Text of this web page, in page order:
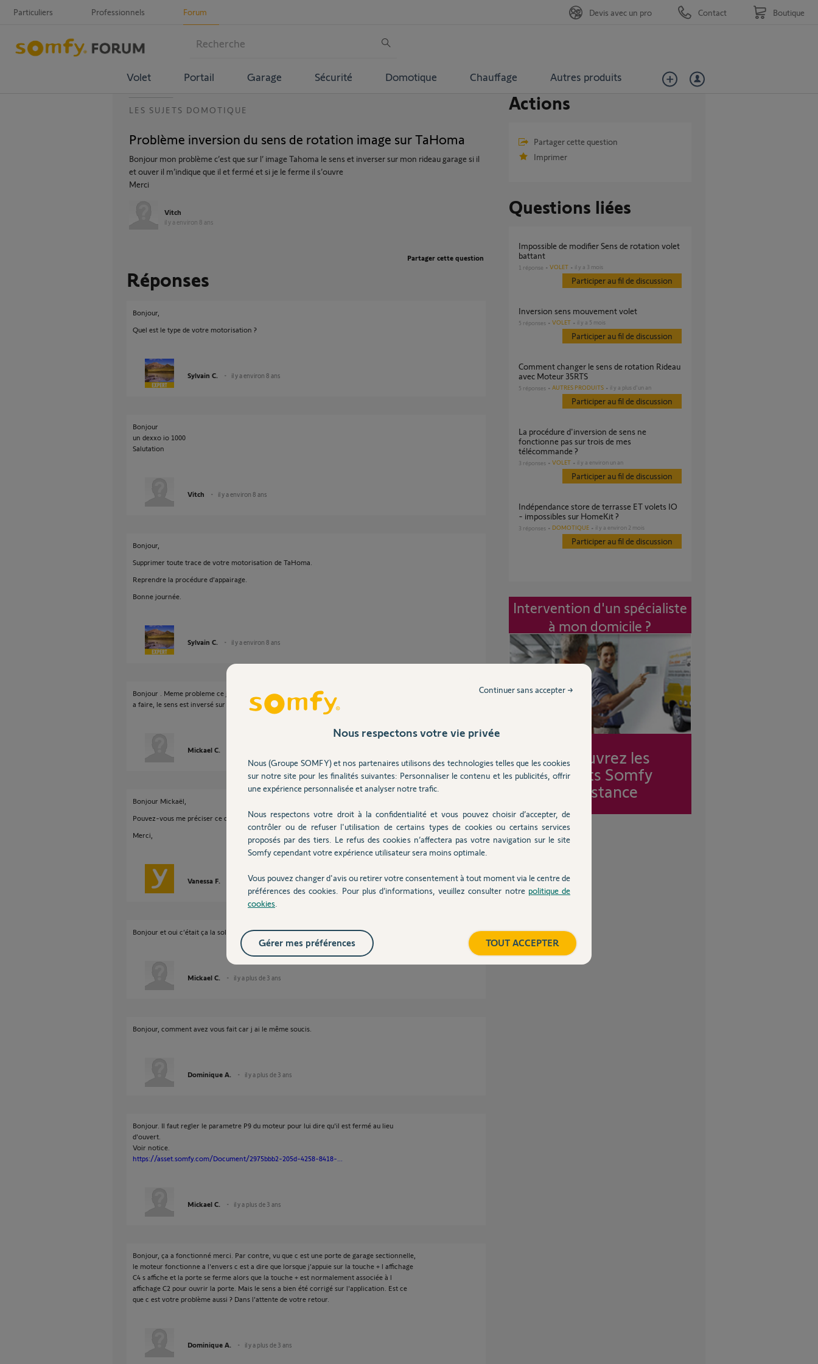
Particuliers Professionnels Forum
Volet Portail Garage Sécurité Domotique Chauffage Autres produits
Devis avec un pro Contact Boutique
LES SUJETS DOMOTIQUE
Problème inversion du sens de rotation image sur TaHoma
Bonjour mon problème c’est que sur l’ image Tahoma le sens et inverser sur mon rideau garage si il
et ouver il m’indique que il et fermé et si je le ferme il s’ouvre
Merci
Vitch
il y a environ 8 ans
Partager cette question
Réponses
Bonjour,
Quel est le type de votre motorisation ?
Sylvain C. il y a environ 8 ans
Bonjour
un dexxo io 1000
Salutation
Vitch il y a environ 8 ans
Bonjour,
Supprimer toute trace de votre motorisation de TaHoma.
Reprendre la procédure d'appairage.
Bonne journée.
Sylvain C. il y a environ 8 ans
Bonjour . Meme probleme ce jour. Remise a zero des reglages et memoires moteurs. Rien
a faire, le sens est inversé sur l'interface Tahoma.
Mickael C.
Bonjour Mickaël,
Pouvez-vous me préciser ce que vous avez en valeur pour le paramètre P9?
Merci,
Vanessa F. il y a plus de 3 ans
Bonjour et oui c’était ça la solution. Merci pour votre suivi.
Mickael C. il y a plus de 3 ans
Bonjour, comment avez vous fait car j ai le même soucis.
Dominique A. il y a plus de 3 ans
Bonjour. Il faut regler le parametre P9 du moteur pour lui dire qu'il est fermé au lieu
d'ouvert.
Voir notice.
https://asset.somfy.com/Document/2975bbb2-205d-4258-8418-...
Mickael C. il y a plus de 3 ans
Bonjour, ça a fonctionné merci. Par contre, vu que c est une porte de garage sectionnelle,
le moteur fonctionne a l'envers c est a dire que lorsque j'appuie sur la touche + l affichage
C4 s affiche et la porte se ferme alors que la touche + est normalement associée à l
affichage C2 pour ouvrir la porte. Mais le sens a bien été corrigé sur l'application. Est ce
que c est votre problème aussi ? Dans l'attente de votre retour.
Dominique A. il y a plus de 3 ans
Actions
Partager cette question
Imprimer
Questions liées
Impossible de modifier Sens de rotation volet
battant
1 réponse VOLET il y a 3 mois
Participer au fil de discussion
inversion sens mouvement volet
5 réponses VOLET il y a 5 mois
Participer au fil de discussion
Comment changer le sens de rotation Rideau
avec Moteur 35RTS
5 réponses AUTRES PRODUITS il y a plus d'un an
Participer au fil de discussion
la procédure d'inversion de sens ne
fonctionne pas sur trois de mes
télécommande ?
3 réponses VOLET il y a environ un an
Participer au fil de discussion
Indépendance store de terrasse ET volets IO
- impossibles sur HomeKit ?
3 réponses DOMOTIQUE il y a environ 2 mois
Participer au fil de discussion
Intervention d'un spécialiste
à mon domicile ?
Découvrez les
forfaits Somfy
Assistance
Nous respectons votre vie privée
Nous (Groupe SOMFY) et nos partenaires utilisons des technologies telles que les cookies
sur notre site pour les finalités suivantes: Personnaliser le contenu et les publicités, offrir
une expérience personnalisée et analyser notre trafic.
Nous respectons votre droit à la confidentialité et vous pouvez choisir d’accepter, de
contrôler ou de refuser l'utilisation de certains types de cookies ou certains services
proposés par des tiers. Le refus des cookies n’affectera pas votre navigation sur le site
Somfy cependant votre expérience utilisateur sera moins optimale.
Vous pouvez changer d'avis ou retirer votre consentement à tout moment via le centre de
préférences des cookies. Pour plus d’informations, veuillez consulter notre politique de
cookies
Continuer sans accepter →
TOUT ACCEPTER
Gérer mes préférences